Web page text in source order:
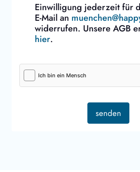
Einwilligung jederzeit für
E-Mail an
widerrufen. Unsere AGB
hier.